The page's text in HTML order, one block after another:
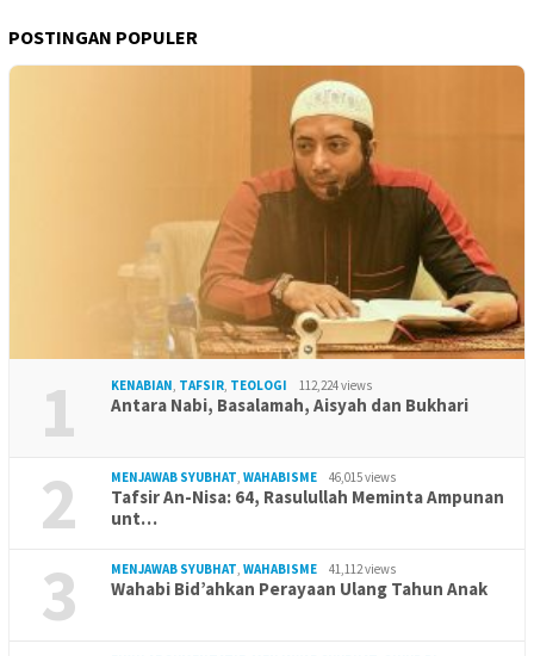
POSTINGAN POPULER
1 KENABIAN, TAFSIR, TEOLOGI 112,224 views
Antara Nabi, Basalamah, Aisyah dan Bukhari
2 MENJAWAB SYUBHAT, WAHABISME 46,015 views
Tafsir An-Nisa: 64, Rasulullah Meminta Ampunan
unt…
3 MENJAWAB SYUBHAT, WAHABISME 41,112 views
Wahabi Bid’ahkan Perayaan Ulang Tahun Anak